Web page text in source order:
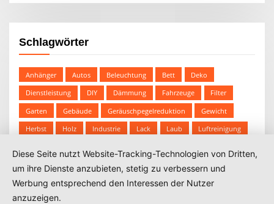
Schlagwörter
Anhänger Autos Beleuchtung Bett
Deko
Dienstleistung
DIY Dämmung Fahrzeuge
Filter
Garten
Gebäude Geräuschpegelreduktion
Gewicht
Herbst
Holz Industrie Lack Laub
Luftreinigung
Reparatur
Smartphone Spielplatz Technik
Terrasse
Transport
Vogelhaus Werkzeug Wohnen
Diese Seite nutzt Website-Tracking-Technologien von Dritten,
um ihre Dienste anzubieten, stetig zu verbessern und
Werbung entsprechend den Interessen der Nutzer
anzuzeigen.